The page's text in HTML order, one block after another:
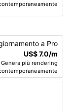
a Pro
US$ 7.0/m
Genera più rendering